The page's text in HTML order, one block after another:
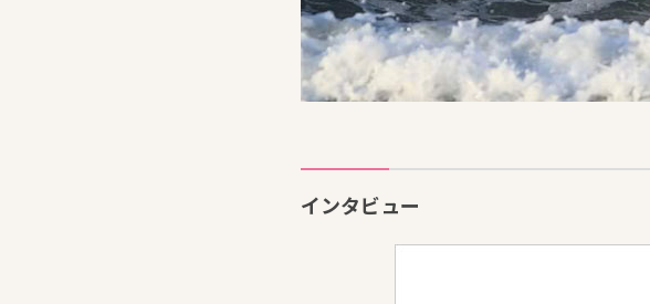
インタビュー